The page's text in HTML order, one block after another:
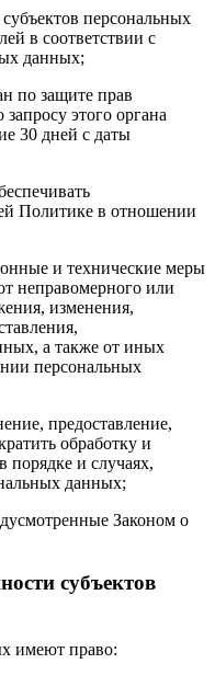
персональных
в соответствии с
данных;
по защите прав
этого органа
30 дней с даты
Политике в отношении
и технические меры
неправомерного или
изменения,
а также от иных
персональных
предоставление,
обработку и
порядке и случаях,
данных;
Законом о
субъектов
имеют право: